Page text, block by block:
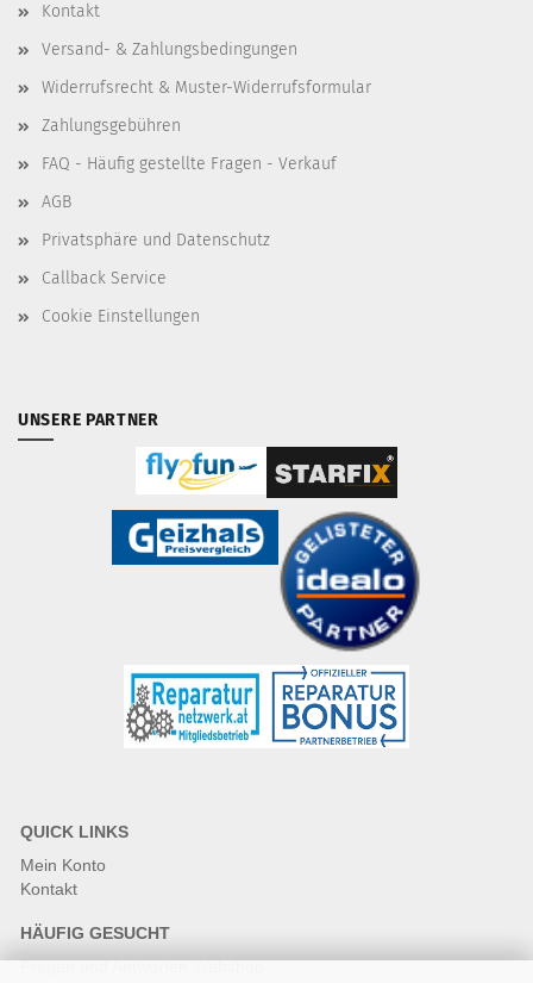
Kontakt
Versand- & Zahlungsbedingungen
Widerrufsrecht & Muster-Widerrufsformular
Zahlungsgebühren
FAQ - Häufig gestellte Fragen - Verkauf
AGB
Privatsphäre und Datenschutz
Callback Service
Cookie Einstellungen
UNSERE PARTNER
QUICK LINKS
Mein Konto
Kontakt
HÄUFIG GESUCHT
Fragen und Antworten Webshop